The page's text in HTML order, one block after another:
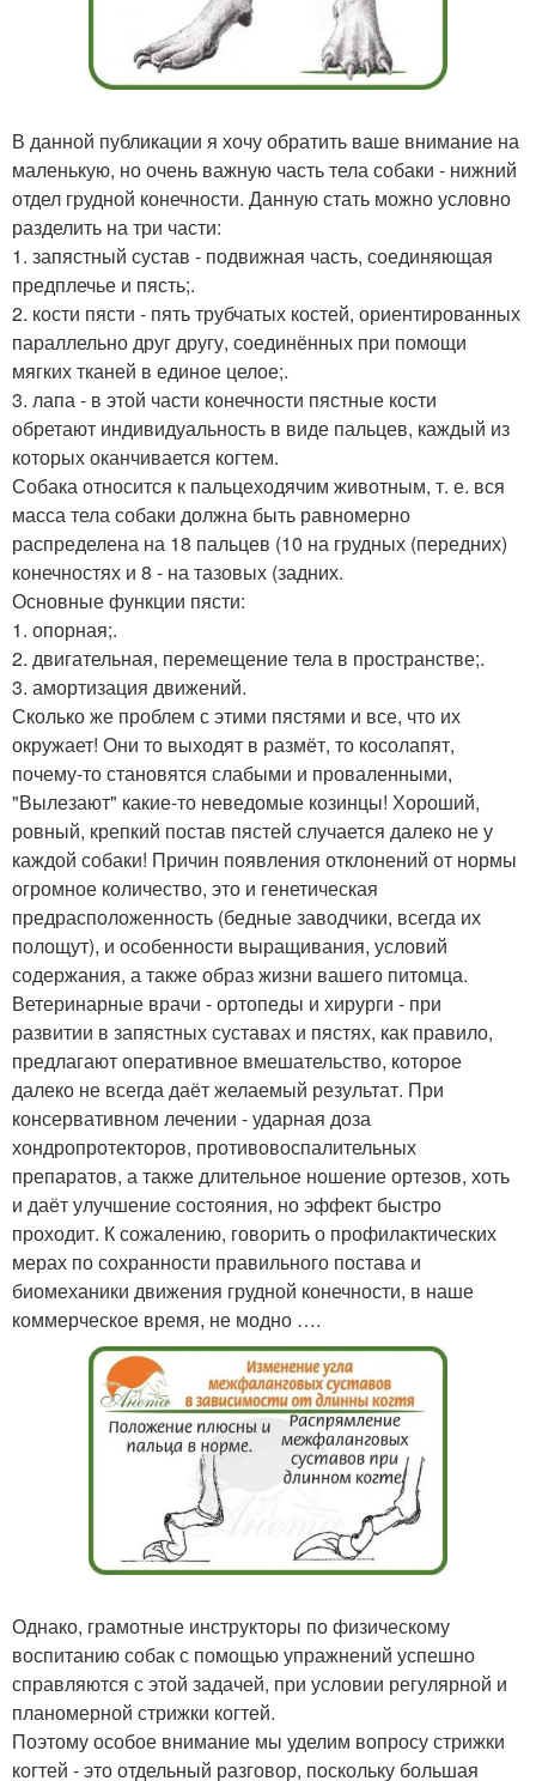
В данной публикации я хочу обратить ваше внимание на
маленькую, но очень важную часть тела собаки - нижний
отдел грудной конечности. Данную стать можно условно
разделить на три части:
1. запястный сустав - подвижная часть, соединяющая
предплечье и пясть;.
2. кости пясти - пять трубчатых костей, ориентированных
параллельно друг другу, соединённых при помощи
мягких тканей в единое целое;.
3. лапа - в этой части конечности пястные кости
обретают индивидуальность в виде пальцев, каждый из
которых оканчивается когтем.
Собака относится к пальцеходячим животным, т. е. вся
масса тела собаки должна быть равномерно
распределена на 18 пальцев (10 на грудных (передних)
конечностях и 8 - на тазовых (задних.
Основные функции пясти:
1. опорная;.
2. двигательная, перемещение тела в пространстве;.
3. амортизация движений.
Сколько же проблем с этими пястями и все, что их
окружает! Они то выходят в размёт, то косолапят,
почему-то становятся слабыми и проваленными,
"Вылезают" какие-то неведомые козинцы! Хороший,
ровный, крепкий постав пястей случается далеко не у
каждой собаки! Причин появления отклонений от нормы
огромное количество, это и генетическая
предрасположенность (бедные заводчики, всегда их
полощут), и особенности выращивания, условий
содержания, а также образ жизни вашего питомца.
Ветеринарные врачи - ортопеды и хирурги - при
развитии в запястных суставах и пястях, как правило,
предлагают оперативное вмешательство, которое
далеко не всегда даёт желаемый результат. При
консервативном лечении - ударная доза
хондропротекторов, противовоспалительных
препаратов, а также длительное ношение ортезов, хоть
и даёт улучшение состояния, но эффект быстро
проходит. К сожалению, говорить о профилактических
мерах по сохранности правильного постава и
биомеханики движения грудной конечности, в наше
коммерческое время, не модно ….
Однако, грамотные инструкторы по физическому
воспитанию собак с помощью упражнений успешно
справляются с этой задачей, при условии регулярной и
планомерной стрижки когтей.
Поэтому особое внимание мы уделим вопросу стрижки
когтей - это отдельный разговор, поскольку большая